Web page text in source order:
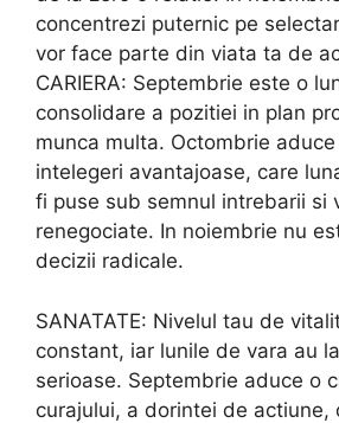
concentrezi puternic pe
vor face parte din viata ta de
CARIERA: Septembrie este o
consolidare a pozitiei in plan
munca multa. Octombrie
intelegeri avantajoase, care
fi puse sub semnul intrebarii si
renegociate. In noiembrie nu
decizii radicale.
SANATATE: Nivelul tau de
constant, iar lunile de vara au
serioase. Septembrie aduce o
curajului, a dorintei de actiune,